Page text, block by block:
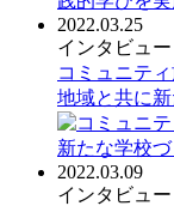
2022.03.25
インタビュー
コミュニテ
地域と共に
2022.03.09
インタビュー